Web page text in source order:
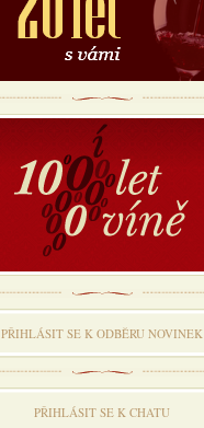
PŘIHLÁSIT SE K ODBĔRU NOVINEK
PŘIHLÁSIT SE K CHATU